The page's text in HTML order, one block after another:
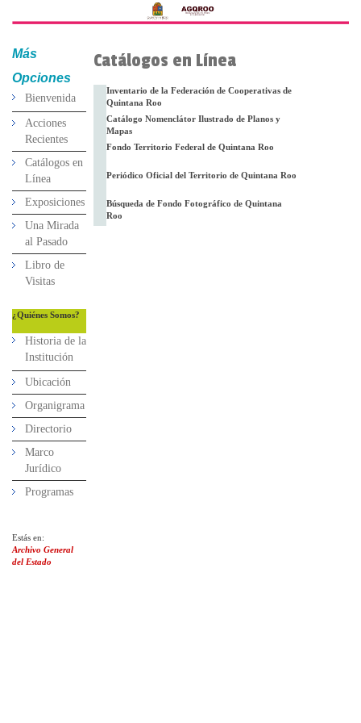
Más
Opciones
Bienvenida
Acciones
Recientes
Catálogos en
Línea
Exposiciones
Una Mirada
al Pasado
Libro de
Visitas
¿Quiénes Somos?
Historia de la
Institución
Ubicación
Organigrama
Directorio
Marco
Jurídico
Programas
Estás en:
Archivo General
del Estado
Catálogos en Línea
Inventario de la Federación de Cooperativas de
Quintana Roo
Catálogo Nomenclátor Ilustrado de Planos y
Mapas
Fondo Territorio Federal de Quintana Roo
Periódico Oficial del Territorio de Quintana Roo
Búsqueda de Fondo Fotográfico de Quintana
Roo